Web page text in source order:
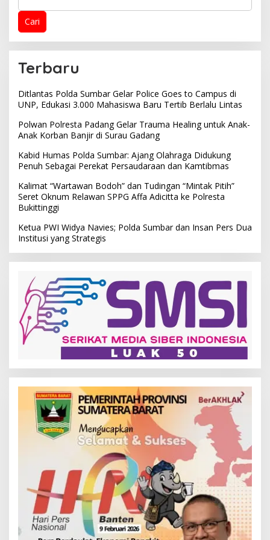
Cari
Terbaru
Ditlantas Polda Sumbar Gelar Police Goes to Campus di
UNP, Edukasi 3.000 Mahasiswa Baru Tertib Berlalu Lintas
Polwan Polresta Padang Gelar Trauma Healing untuk Anak-
Anak Korban Banjir di Surau Gadang
Kabid Humas Polda Sumbar: Ajang Olahraga Didukung
Penuh Sebagai Perekat Persaudaraan dan Kamtibmas
Kalimat “Wartawan Bodoh” dan Tudingan “Mintak Pitih”
Seret Oknum Relawan SPPG Affa Adicitta ke Polresta
Bukittinggi
Ketua PWI Widya Navies; Polda Sumbar dan Insan Pers Dua
Institusi yang Strategis